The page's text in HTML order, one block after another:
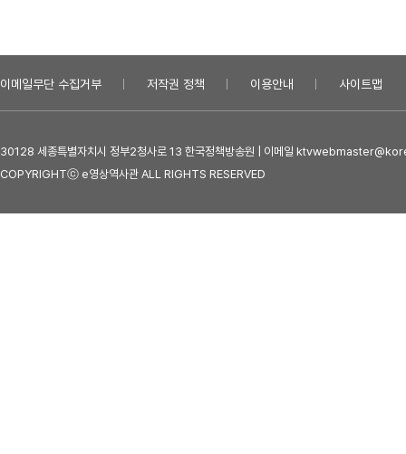
이메일무단 수집거부 저작권 정책 이용안내 사이트맵
30128 세종특별자치시 정부2청사로 13 한국정책방송원 | 이메일
COPYRIGHTⓒ e영상역사관 ALL RIGHTS RESERVED